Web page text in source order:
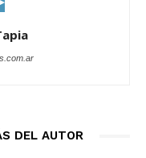
DEL AUTOR